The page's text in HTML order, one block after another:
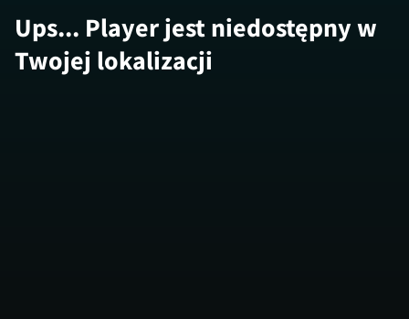
Ups... Player jest niedostępny w
Twojej lokalizacji